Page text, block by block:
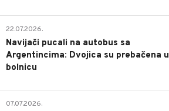
22.07.2026.
Navijači pucali na autobus sa
Argentincima: Dvojica su prebačena u
bolnicu
07.07.2026.